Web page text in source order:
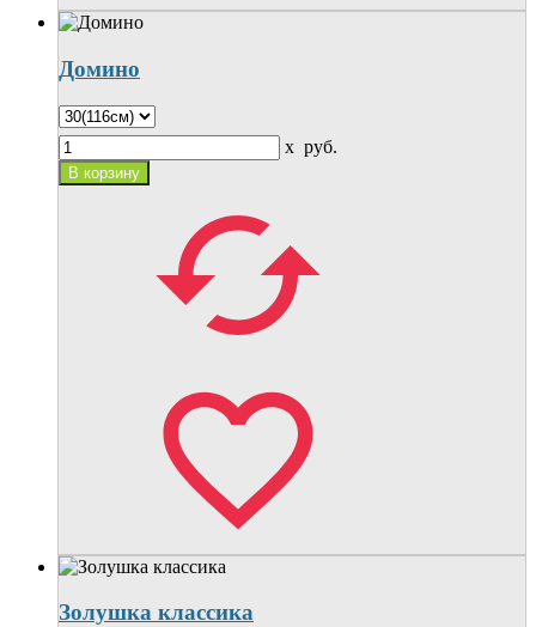
Домино
x руб.
Золушка классика